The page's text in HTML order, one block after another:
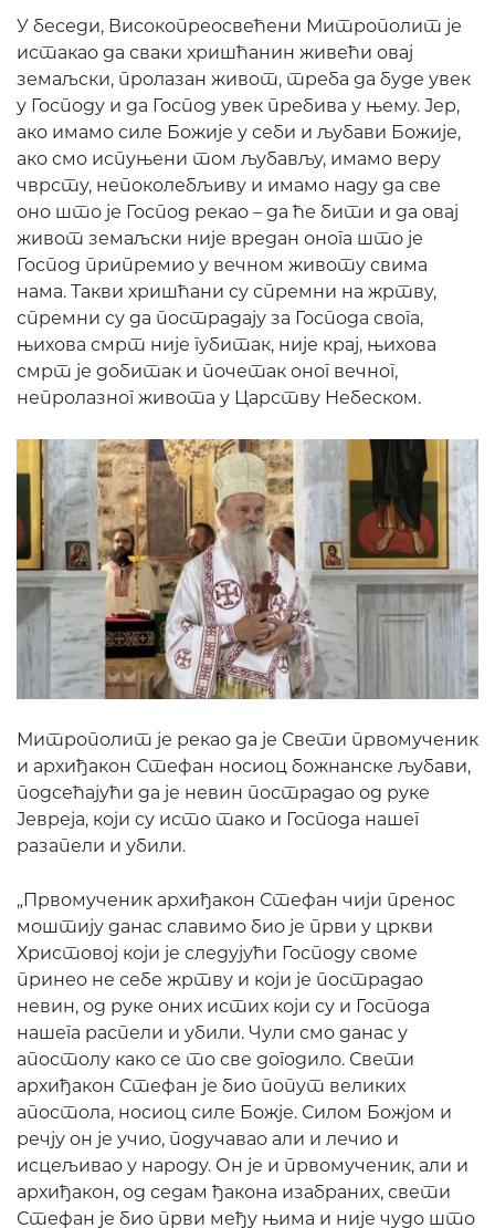
У беседи, Високопреосвећени Митрополит је
истакао да сваки хришћанин живећи овај
земаљски, пролазан живот, треба да буде увек
у Господу и да Господ увек пребива у њему. Јер,
ако имамо силе Божије у себи и љубави Божије,
ако смо испуњени том љубављу, имамо веру
чврсту, непоколебљиву и имамо наду да све
оно што је Господ рекао – да ће бити и да овај
живот земаљски није вредан онога што је
Господ припремио у вечном животу свима
нама. Такви хришћани су спремни на жртву,
спремни су да пострадају за Господа свога,
њихова смрт није губитак, није крај, њихова
смрт је добитак и почетак оног вечног,
непролазног живота у Царству Небеском.
Митрополит је рекао да је Свети првомученик
и архиђакон Стефан носиоц божнанске љубави,
подсећајући да је невин пострадао од руке
Јевреја, који су исто тако и Господа нашег
разапели и убили.
„Првомученик архиђакон Стефан чији пренос
моштију данас славимо био је први у цркви
Христовој који је следујући Господу своме
принео не себе жртву и који је пострадао
невин, од руке оних истих који су и Господа
нашега распели и убили. Чули смо данас у
апостолу како се то све догодило. Свети
архиђакон Стефан је био попут великих
апостола, носиоц силе Божје. Силом Божјом и
речју он је учио, подучавао али и лечио и
исцељивао у народу. Он је и првомученик, али и
архиђакон, од седам ђакона изабраних, свети
Стефан је био први међу њима и није чудо што